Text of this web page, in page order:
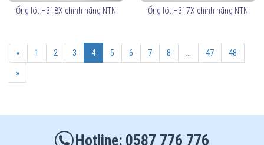
Ống lót H318X chính hãng NTN Ống lót H317X chính hãng NTN
« 1 2 3 4 5 6 7 8 47 48
»
0587 776 776